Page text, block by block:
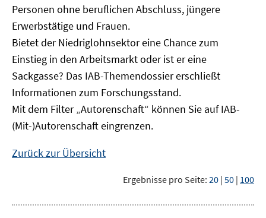
Personen ohne beruflichen Abschluss, jüngere
Erwerbstätige und Frauen.
Bietet der Niedriglohnsektor eine Chance zum
Einstieg in den Arbeitsmarkt oder ist er eine
Sackgasse? Das IAB-Themendossier erschließt
Informationen zum Forschungsstand.
Mit dem Filter „Autorenschaft“ können Sie auf IAB-
(Mit-)Autorenschaft eingrenzen.
Zurück zur Übersicht
Ergebnisse pro Seite: 20 | 50 | 100